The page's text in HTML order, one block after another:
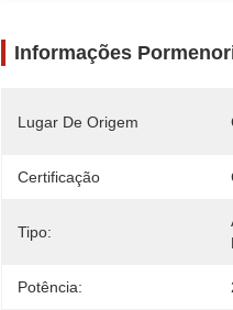
Informações
Lugar De Origem
Certificação
Tipo:
Potência: